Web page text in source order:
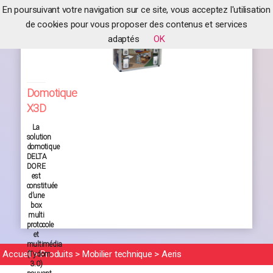
Domotique
X3D
La
solution
domotique
DELTA
DORE
est
constituée
d’une
box
multi
protocole
et
multimédia
(Tydom
3.0)
Accueil>Produits > Mobilier technique >Aeris
En poursuivant votre navigation sur ce site, vous acceptez l'utilisation
de cookies pour vous proposer des contenus et services
adaptés
OK